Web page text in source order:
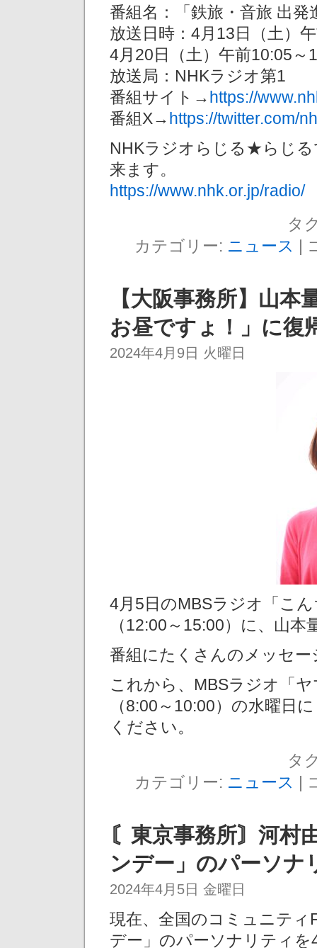
番組名：「鉄旅・音旅 出
放送日時：4月13日（土）
4月20日（土）午前10:05～
放送局：NHKラジオ第1
番組サイト→https://
番組X→https://twitter.com/
NHKラジオらじる★らじ
来ます。
https://www.nhk.or.jp/radio/
タ
カテゴリー: ニュース |
【大阪事務所】山
お昼ですょ！」に復
2024年4月9日 火曜日
4月5日のMBSラジオ「こ
（12:00～15:00）に、山
番組にたくさんのメッセ
これから、MBSラジオ「
（8:00～10:00）の水曜日
ください。
タ
カテゴリー: ニュース |
〘東京事務所〙河村
ンデー」のパーソナ
2024年4月5日 金曜日
現在、全国のコミュニテ
デー」のパーソナリティ